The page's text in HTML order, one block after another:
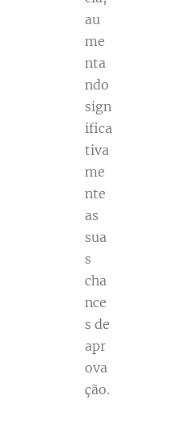
au
me
nta
ndo
sign
ifica
tiva
me
nte
as
sua
s
cha
nce
s de
apr
ova
ção.